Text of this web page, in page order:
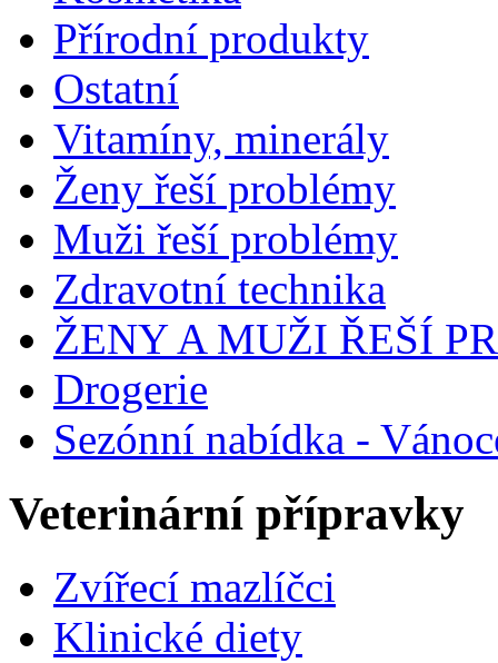
Přírodní produkty
Ostatní
Vitamíny, minerály
Ženy řeší problémy
Muži řeší problémy
Zdravotní technika
ŽENY A MUŽI ŘEŠÍ
Drogerie
Sezónní nabídka -
Veterinární přípravky
Zvířecí mazlíčci
Klinické diety